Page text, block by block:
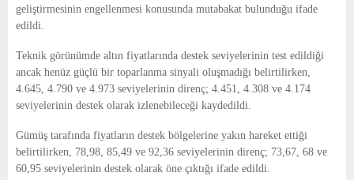
geliştirmesinin engellenmesi konusunda mutabakat bulunduğu ifade
edildi.
Teknik görünümde altın fiyatlarında destek seviyelerinin test edildiği
ancak henüz güçlü bir toparlanma sinyali oluşmadığı belirtilirken,
4.645, 4.790 ve 4.973 seviyelerinin direnç; 4.451, 4.308 ve 4.174
seviyelerinin destek olarak izlenebileceği kaydedildi.
Gümüş tarafında fiyatların destek bölgelerine yakın hareket ettiği
belirtilirken, 78,98, 85,49 ve 92,36 seviyelerinin direnç; 73,67, 68 ve
60,95 seviyelerinin destek olarak öne çıktığı ifade edildi.